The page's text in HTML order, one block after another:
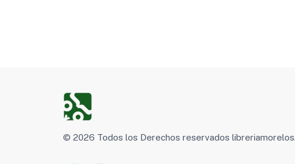
© 2026 Todos los Derechos reservados